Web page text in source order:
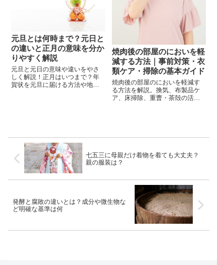
元旦とは何時まで？元日と
の違いと正月の意味を分か
りやすく解説
元旦と元日の意味や違いをやさ
しく解説！正月はいつまで？年
賀状を元旦に届ける方法や地域
焼肉後の部屋のにおいを軽
減する方法｜事前対策・衣
類ケア・掃除の基本ガイド
焼肉後の部屋のにおいを軽減す
る方法を解説。換気、布製品ケ
ア、床掃除、重曹・茶殻の活
七五三に母親だけ着物を着ても大丈夫？
親の服装は？
発酵と腐敗の違いとは？成分や微生物な
ど明確な基準は何